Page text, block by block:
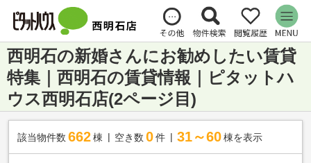
西明石の新婚さんにお勧めしたい賃貸
特集｜西明石の賃貸情報｜ピタットハ
ウス西明石店(2ページ目)
該当物件数 662棟 空き数 0 件 31～60 棟を表示